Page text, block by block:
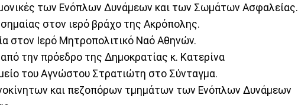
των Ενόπλων Δυνάμεων και των Σωμάτων Ασφαλείας.
στον ιερό βράχο της Ακρόπολης.
στον Ιερό Μητροπολιτικό Ναό Αθηνών.
την πρόεδρο της Δημοκρατίας κ. Κατερίνα
του Αγνώστου Στρατιώτη στο Σύνταγμα.
και πεζοπόρων τμημάτων των Ενόπλων Δυνάμεων